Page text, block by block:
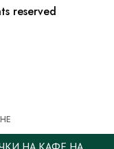
reserved
НА КАФЕ НА